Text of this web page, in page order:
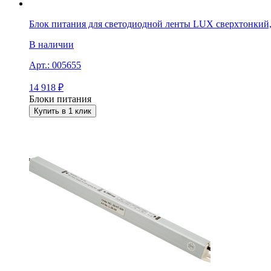
Блок питания для светодиодной ленты LUX
В наличии
Арт.: 005655
14 918 ₽
Блоки питания
Купить в 1 клик